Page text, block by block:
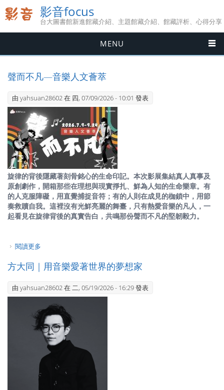
影音focus
台大圖書館新進館藏介紹、主題館藏介紹、館藏評析、心得分享
MENU
聲而不凡—音樂人文薈萃
由 yahsuan28602在 四, 07/09/2026 - 10:01 發表
旋律的背後隱藏著刻骨銘心的生命印記。本次影展集結真人真事及
原創劇作，開箱那些在理想與現實掙扎、鮮為人知的生命樂章。有
的人克服障礙，用直覺捕捉音符；有的人則在成見的枷鎖中，用節
奏救贖自我。這裡沒有光鮮亮麗的舞臺，只有熱愛音樂的凡人，一
起看見在旋律背後的真實告白，共鳴那份聲而不凡的堅韌毅力。
閱讀更多
方大同｜用音樂愛著世界的夢想家
由 yahsuan28602在 二, 05/19/2026 - 16:29 發表